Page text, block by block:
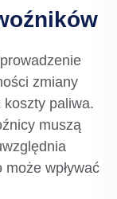
zmiany
paliwa.
muszą
wpływać